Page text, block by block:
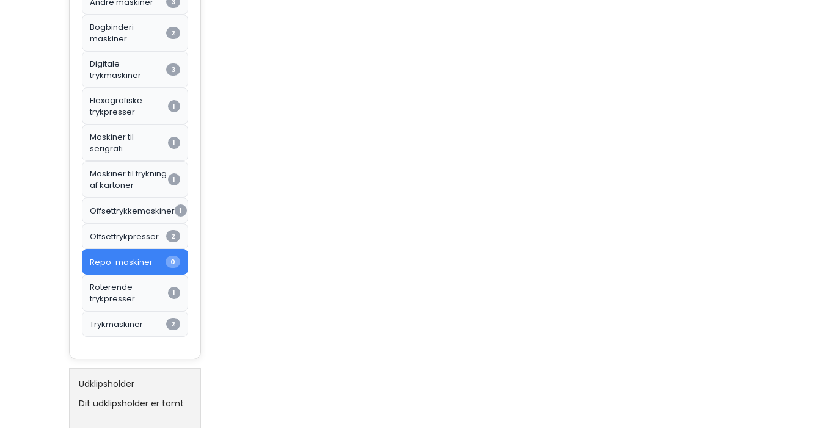
Bogbinderi
maskiner
2
Digitale
trykmaskiner
3
Flexografiske
trykpresser
1
Maskiner til
serigrafi
1
Maskiner til trykning
af kartoner
1
Offsettrykkemaskiner 1
Offsettrykpresser 2
Repo-maskiner 0
Roterende
trykpresser
1
Trykmaskiner 2
Udklipsholder
Dit udklipsholder er tomt